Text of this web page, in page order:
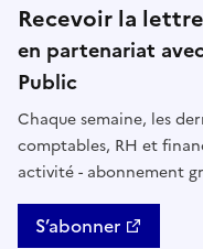
Recevoir la
en partenariat
Public
Chaque semaine, les
comptables, RH et
activité - abonnement
S’abonner